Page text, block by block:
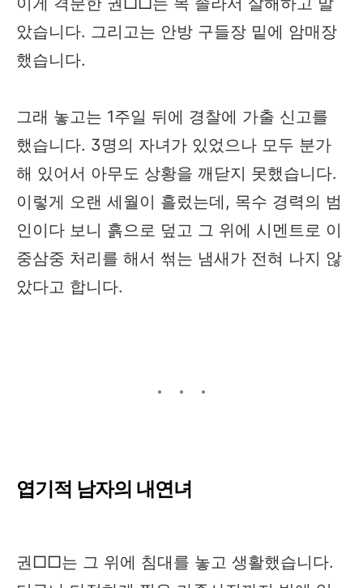
았습니다. 그리고는 안방 구들장 밑에 암매장
했습니다.
그래 놓고는 1주일 뒤에 경찰에 가출 신고를
했습니다. 3명의 자녀가 있었으나 모두 분가
해 있어서 아무도 상황을 깨닫지 못했습니다.
이렇게 오랜 세월이 흘렀는데, 목수 경력의 범
인이다 보니 흙으로 덮고 그 위에 시멘트로 이
중삼중 처리를 해서 썪는 냄새가 전혀 나지 않
았다고 합니다.
엽기적 남자의 내연녀
권□□는 그 위에 침대를 놓고 생활했습니다.